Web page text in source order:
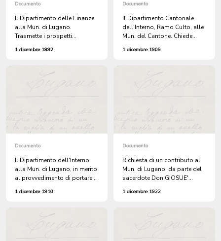
Documento
Il Dipartimento delle Finanze
alla Mun. di Lugano.
Trasmette i prospetti
l'esercizio 1892 affinché siano
1 dicembre 1892
Documento
Il Dipartimento Cantonale
dell'Interno, Ramo Culto, alle
Mun. del Cantone. Chiede
d'accesso ai campanili.
1 dicembre 1909
Documento
Il Dipartimento dell'Interno
alla Mun. di Lugano, in merito
al provvedimento di portare
da 1 a fr 2 al giorno.
1 dicembre 1910
Documento
Richiesta di un contributo al
Mun. di Lugano, da parte del
sacerdote Don GIOSUE'
un'erigenda chiesa.
1 dicembre 1922